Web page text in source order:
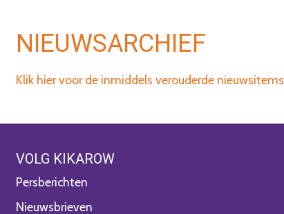
NIEUWSARCHIEF
Klik hier voor de inmiddels verouderde nieuwsitems
VOLG KIKAROW
Persberichten
Nieuwsbrieven